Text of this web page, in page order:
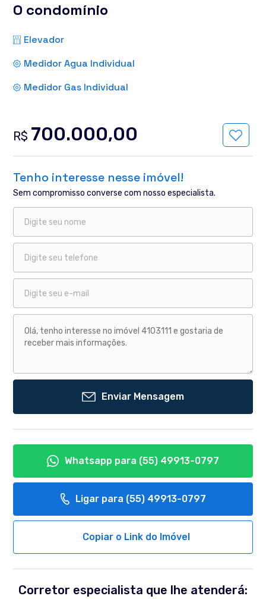
O condomínio
Elevador
Medidor Agua Individual
Medidor Gas Individual
R$ 700.000,00
Tenho interesse nesse imóvel!
Sem compromisso converse com nosso especialista.
Enviar Mensagem
Whatsapp para (55) 49913-0797
Ligar para (55) 49913-0797
Copiar o Link do Imóvel
Corretor especialista que lhe atenderá: